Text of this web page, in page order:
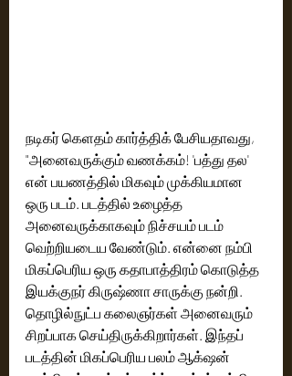
நடிகர் கெளதம் கார்த்திக் பேசியதாவது,
"அனைவருக்கும் வணக்கம்! 'பத்து தல'
என் பயணத்தில் மிகவும் முக்கியமான
ஒரு படம். படத்தில் உழைத்த
அனைவருக்காகவும் நிச்சயம் படம்
வெற்றியடைய வேண்டும். என்னை நம்பி
மிகப்பெரிய ஒரு கதாபாத்திரம் கொடுத்த
இயக்குநர் கிருஷ்ணா சாருக்கு நன்றி.
தொழில்நுட்ப கலைஞர்கள் அனைவரும்
சிறப்பாக செய்திருக்கிறார்கள். இந்தப்
படத்தின் மிகப்பெரிய பலம் ஆக்‌ஷன்